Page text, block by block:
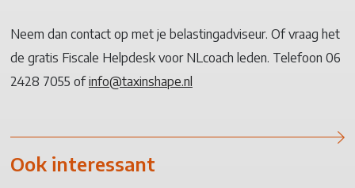
Neem dan contact op met je belastingadviseur. Of vraag het
de gratis Fiscale Helpdesk voor NLcoach leden. Telefoon 06
2428 7055 ofinfo@taxinshape.nl
Ook interessant